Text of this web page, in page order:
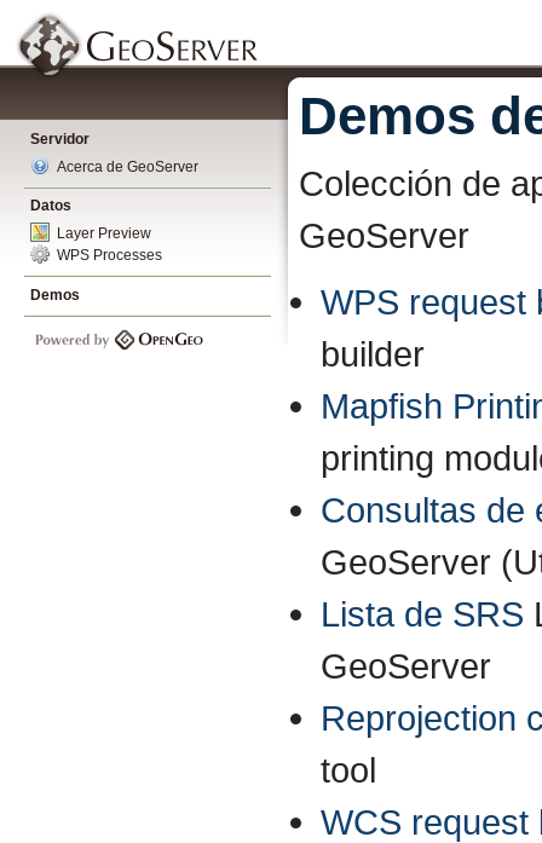
Servidor
Acerca de GeoServer
Datos
Layer Preview
WPS Processes
Demos
Demos
Colección de
GeoServer
WPS request
builder
Mapfish
printing
Consultas de
GeoServer
Lista de SRS
GeoServer
Reprojection
tool
WCS request